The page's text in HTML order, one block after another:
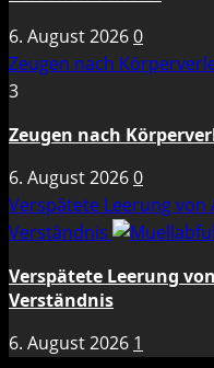
6. August 20260
Zeugen nach
3
Zeugen nach
6. August 20260
Verspätete Leerung
Verständnis
Verspätete Leerung
Verständnis
6. August 2026 1